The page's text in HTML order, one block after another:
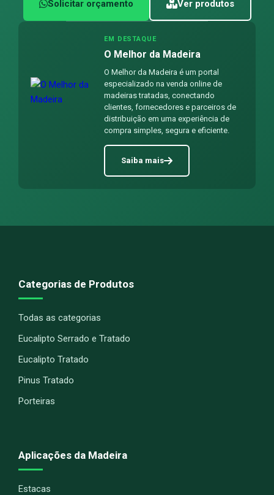
Solicitar orçamento Ver produtos
EM DESTAQUE
O Melhor da Madeira
O Melhor da Madeira é um portal
especializado na venda online de
madeiras tratadas, conectando
clientes, fornecedores e parceiros de
distribuição em uma experiência de
compra simples, segura e eficiente.
Saiba mais
Categorias de Produtos
Todas as categorias
Eucalipto Serrado e Tratado
Eucalipto Tratado
Pinus Tratado
Porteiras
Aplicações da Madeira
Estacas